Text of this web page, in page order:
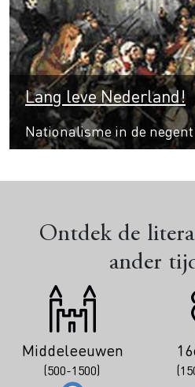
Lang leve Nederland!
Nationalisme in de
Ontdek de
ander
Middeleeuwen
(500-1500)